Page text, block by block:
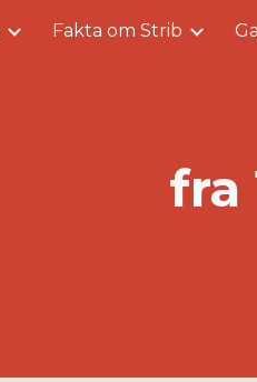
Skip to main content
Fakta om Strib
fra